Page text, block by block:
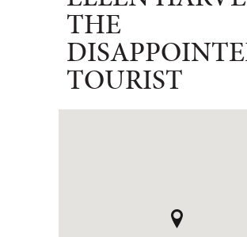
THE
TOURIST